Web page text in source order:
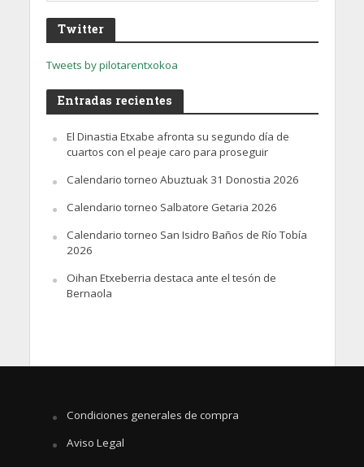
Twitter
Tweets by pilotarentxokoa
Entradas recientes
El Dinastia Etxabe afronta su segundo día de
cuartos con el peaje caro para proseguir
Calendario torneo Abuztuak 31 Donostia 2026
Calendario torneo Salbatore Getaria 2026
Calendario torneo San Isidro Baños de Río Tobía
2026
Oihan Etxeberria destaca ante el tesón de
Bernaola
Condiciones generales de compra
Aviso Legal